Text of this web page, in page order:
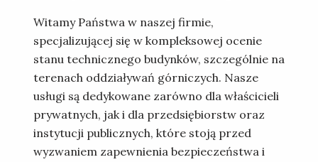
Witamy Państwa w naszej firmie,
specjalizującej się w kompleksowej ocenie
stanu technicznego budynków, szczególnie na
terenach oddziaływań górniczych. Nasze
usługi są dedykowane zarówno dla właścicieli
prywatnych, jak i dla przedsiębiorstw oraz
instytucji publicznych, które stoją przed
wyzwaniem zapewnienia bezpieczeństwa i